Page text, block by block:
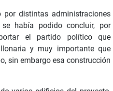
por distintas administraciones
había podido concluir, por
el partido político que
y muy importante que
sin embargo esa construcción